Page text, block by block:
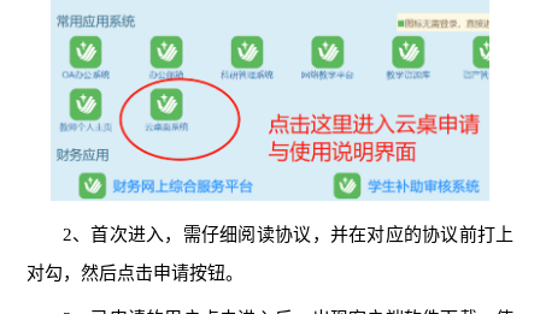
2、首次进入，需仔细阅读协议，并在对应的协议前打上
对勾，然后点击申请按钮。